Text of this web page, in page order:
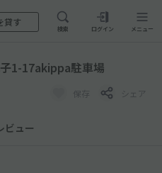
貸す
検索 ログイン メニュー
1-17akippa駐車場
保存 シェア
ビュー